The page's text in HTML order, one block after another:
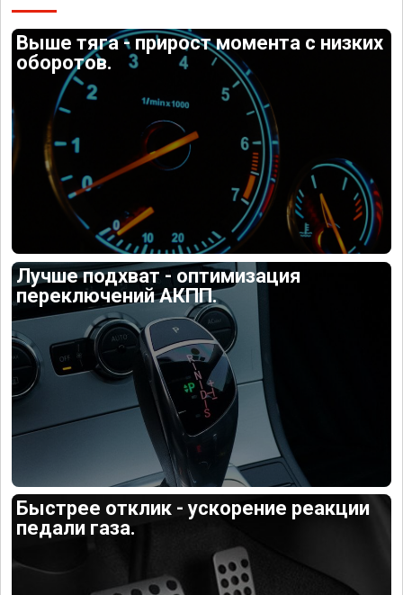
Выше тяга - прирост момента с низких
оборотов.
Лучше подхват - оптимизация
переключений АКПП.
Быстрее отклик - ускорение реакции
педали газа.